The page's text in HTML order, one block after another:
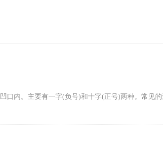
口内。主要有一字(负号)和十字(正号)两种。常见